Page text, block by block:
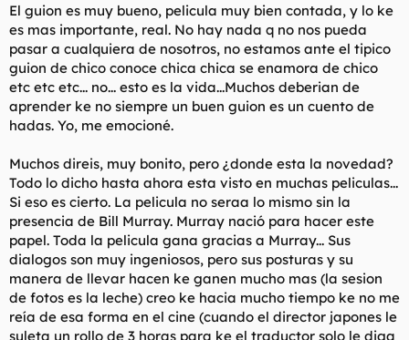
El guion es muy bueno, pelicula muy bien contada, y lo ke
es mas importante, real. No hay nada q no nos pueda
pasar a cualquiera de nosotros, no estamos ante el tipico
guion de chico conoce chica chica se enamora de chico
etc etc etc... no... esto es la vida...Muchos deberian de
aprender ke no siempre un buen guion es un cuento de
hadas. Yo, me emocioné.
Muchos direis, muy bonito, pero ¿donde esta la novedad?
Todo lo dicho hasta ahora esta visto en muchas peliculas...
Si eso es cierto. La pelicula no seraa lo mismo sin la
presencia de Bill Murray. Murray nació para hacer este
papel. Toda la pelicula gana gracias a Murray... Sus
dialogos son muy ingeniosos, pero sus posturas y su
manera de llevar hacen ke ganen mucho mas (la sesion
de fotos es la leche) creo ke hacia mucho tiempo ke no me
reía de esa forma en el cine (cuando el director japones le
suleta un rollo de 3 horas para ke el traductor solo le diga